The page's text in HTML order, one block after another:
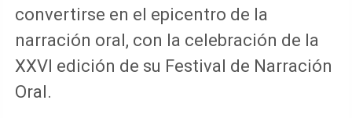
convertirse en el epicentro de la
narración oral, con la celebración de la
XXVI edición de su Festival de Narración
Oral.